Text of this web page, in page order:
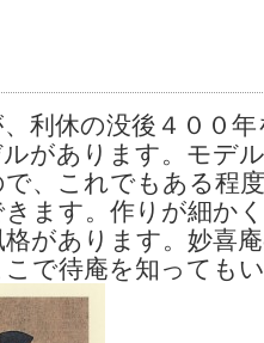
利休の没後４００
があります。モデ
、これでもある程
ます。作りが細か
があります。妙喜
で待庵を知っても